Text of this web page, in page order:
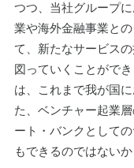
つつ、当社グループ
業や海外金融事業と
て、新たなサービス
図っていくことがで
は、これまで我が国
た、ベンチャー起業
ート・バンクとして
もできるのではない